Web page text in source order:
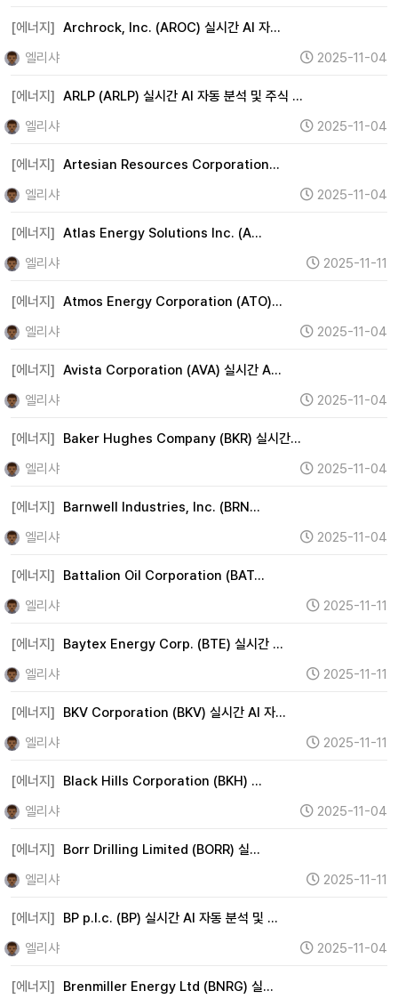
[에너지] Archrock, Inc. (AROC) 실시간 AI 자…
엘리샤
2025-11-04
[에너지] ARLP (ARLP) 실시간 AI 자동 분석 및 주식 …
엘리샤
2025-11-04
[에너지] Artesian Resources Corporation…
엘리샤
2025-11-04
[에너지] Atlas Energy Solutions Inc. (A…
엘리샤
2025-11-11
[에너지] Atmos Energy Corporation (ATO)…
엘리샤
2025-11-04
[에너지] Avista Corporation (AVA) 실시간 A…
엘리샤
2025-11-04
[에너지]
Baker Hughes Company (BKR) 실시간…
엘리샤
2025-11-04
[에너지]
Barnwell Industries, Inc. (BRN…
엘리샤
2025-11-04
[에너지]
Battalion Oil Corporation (BAT…
엘리샤
2025-11-11
[에너지]
Baytex Energy Corp. (BTE) 실시간 …
엘리샤
2025-11-11
[에너지]
BKV Corporation (BKV) 실시간 AI 자…
엘리샤
2025-11-11
[에너지]
Black Hills Corporation (BKH) …
엘리샤
2025-11-04
[에너지]
Borr Drilling Limited (BORR) 실…
엘리샤
2025-11-11
[에너지]
BP p.l.c. (BP) 실시간 AI 자동 분석 및 …
엘리샤
2025-11-04
[에너지]
Brenmiller Energy Ltd (BNRG) 실…